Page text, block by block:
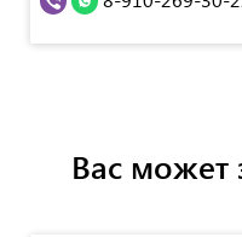
Вас может